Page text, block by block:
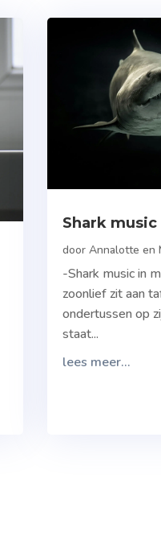
Shark music
door Annalotte en
-Shark music in
zoonlief zit aan
ondertussen op
staat...
lees meer...